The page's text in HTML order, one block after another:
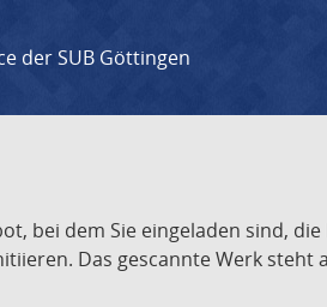
der SUB Göttingen
bei dem Sie eingeladen sind,
Das gescannte Werk